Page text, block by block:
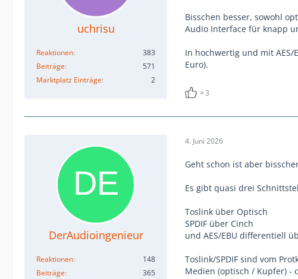
uchrisu
Reaktionen
383
Beiträge
571
Marktplatz Einträge
2
Bisschen besser, sowohl
Audio Interface für knapp
In hochwertig und mit AES/
Euro).
3
DerAudioingenieur
Reaktionen
148
Beiträge
365
4. Juni 2026
Geht schon ist aber
Es gibt quasi drei
Toslink über Optisch
SPDIF über Cinch
und AES/EBU differentiell
Toslink/SPDIF sind vom
Medien (optisch / Kupfer) -